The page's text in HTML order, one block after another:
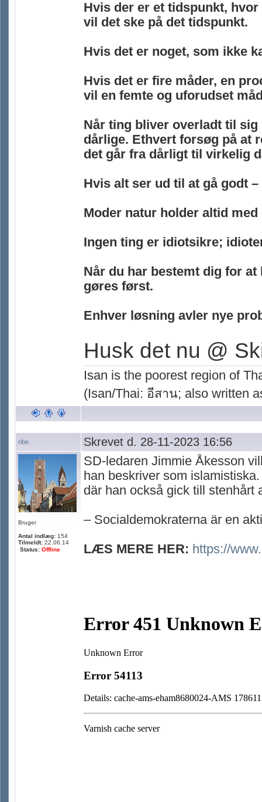
Hvis der er et tidspunkt,
vil det ske på det tidspunkt.
Hvis det er noget, som ikke
Hvis det er fire måder, en
vil en femte og uforudset
Når ting bliver overladt til
dårlige. Ethvert forsøg på at
det går fra dårligt til virkelig
Hvis alt ser ud til at gå godt
Moder natur holder altid
Ingen ting er idiotsikre;
Når du har bestemt dig for
gøres først.
Enhver løsning avler nye
Husk det nu @
Isan is the poorest region of
(Isan/Thai: อีสาน; also written
ribe Skrevet d. 28-11-2023 16:56
Bruger
Antal indlæg: 154
Tilmeldt: 22.06.14
Status: Offline
SD-ledaren Jimmie Åkesson
han beskriver som
där han också gick till stenhårt
– Socialdemokraterna är en
LÆS MERE HER: https://